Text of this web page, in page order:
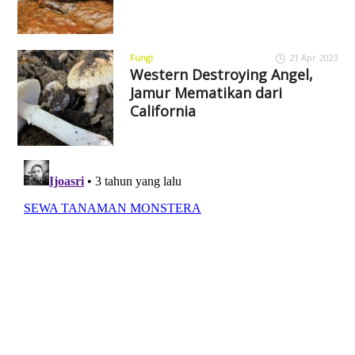
Fungi 21 Apr 2023
Western Destroying Angel,
Jamur Mematikan dari
California